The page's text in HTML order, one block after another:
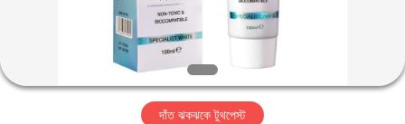
আমাদের
সম্পর্কে
দাঁত ঝকঝকে টুথপেস্ট